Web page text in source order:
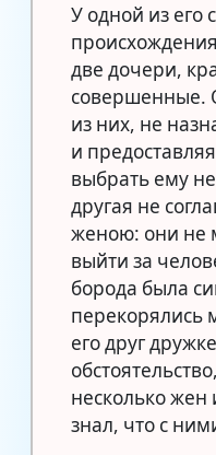
У одной из его
две дочери,
совершенные.
из них, не
и
выбрать ему
другая не
женою: они не
выйти за
борода была
перекорялись
его друг
несколько жен
знал, что с